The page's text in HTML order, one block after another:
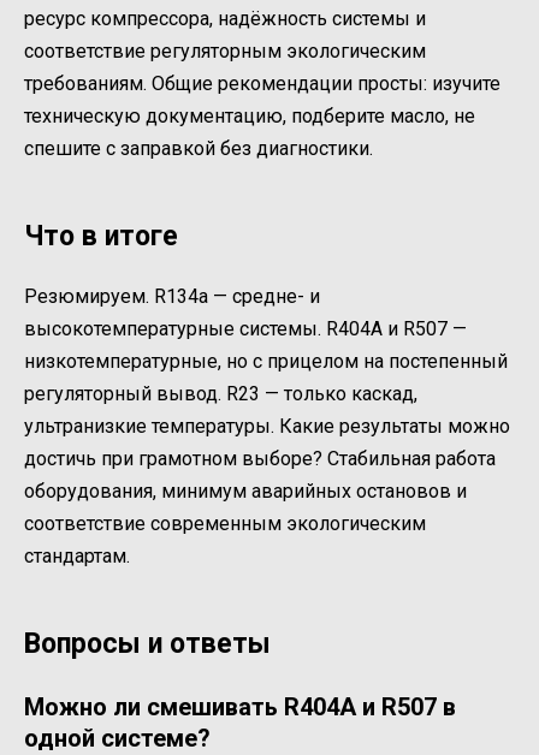
ресурс компрессора, надёжность системы и
соответствие регуляторным экологическим
требованиям. Общие рекомендации просты: изучите
техническую документацию, подберите масло, не
спешите с заправкой без диагностики.
Что в итоге
Резюмируем. R134a — средне- и
высокотемпературные системы. R404A и R507 —
низкотемпературные, но с прицелом на постепенный
регуляторный вывод. R23 — только каскад,
ультранизкие температуры. Какие результаты можно
достичь при грамотном выборе? Стабильная работа
оборудования, минимум аварийных остановов и
соответствие современным экологическим
стандартам.
Вопросы и ответы
Можно ли смешивать R404A и R507 в
одной системе?